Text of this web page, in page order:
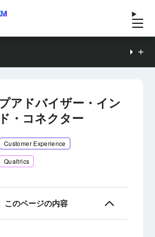
アドバイザー・イン
・コネクター
Customer Experience
Qualtrics
このページの内容